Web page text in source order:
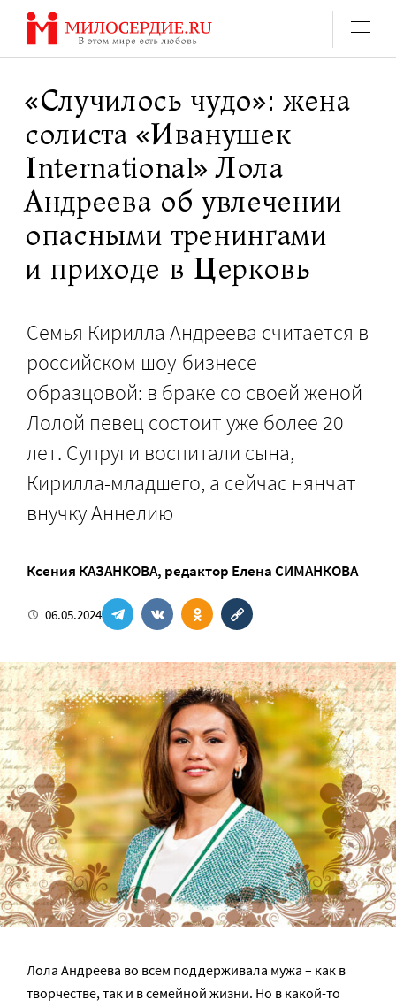
Перейти
содержанию
«Случилось чудо»: жена
солиста «Иванушек
International» Лола
Андреева об увлечении
опасными тренингами
и приходе в Церковь
Семья Кирилла Андреева считается в
российском шоу-бизнесе
образцовой: в браке со своей женой
Лолой певец состоит уже более 20
лет. Супруги воспитали сына,
Кирилла-младшего, а сейчас нянчат
внучку Аннелию
Ксения КАЗАНКОВА, редактор Елена СИМАНКОВА
06.05.2024
Лола Андреева во всем поддерживала мужа – как в
творчестве, так и в семейной жизни. Но в какой-то